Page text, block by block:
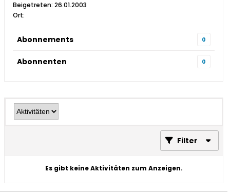
Beigetreten: 26.01.2003
Ort:
Abonnements 0
Abonnenten 0
Filter
Es gibt keine Aktivitäten zum Anzeigen.